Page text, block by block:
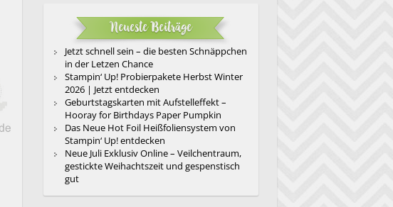
Neueste Beiträge
Jetzt schnell sein – die besten Schnäppchen
in der Letzen Chance
Stampin‘ Up! Probierpakete Herbst Winter
2026 | Jetzt entdecken
Geburtstagskarten mit Aufstelleffekt –
Hooray for Birthdays Paper Pumpkin
Das Neue Hot Foil Heißfoliensystem von
Stampin‘ Up! entdecken
Neue Juli Exklusiv Online – Veilchentraum,
gestickte Weihachtszeit und gespenstisch
gut